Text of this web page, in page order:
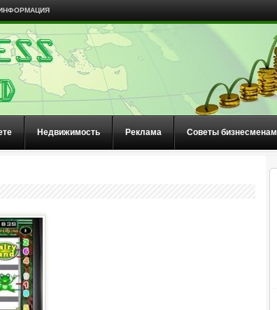
Недвижимость Реклама Советы бизнесменам